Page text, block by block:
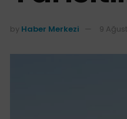
by Haber Merkezi 9